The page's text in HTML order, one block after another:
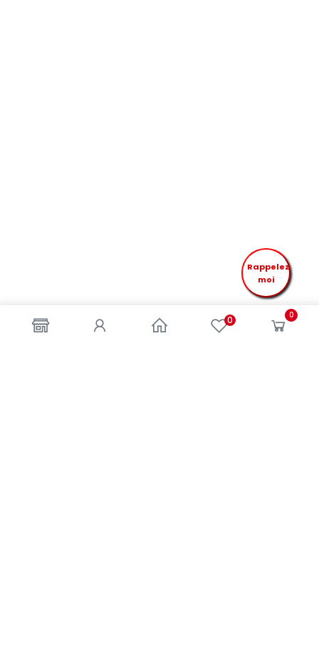
0 0
Rappelez
moi